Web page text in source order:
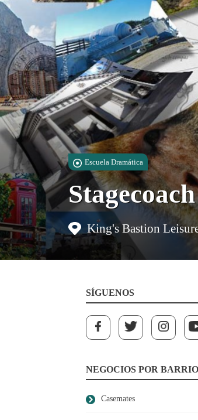
Escuela Dramática
King's Bastion
SÍGUENOS
NEGOCIOS POR
Casemates